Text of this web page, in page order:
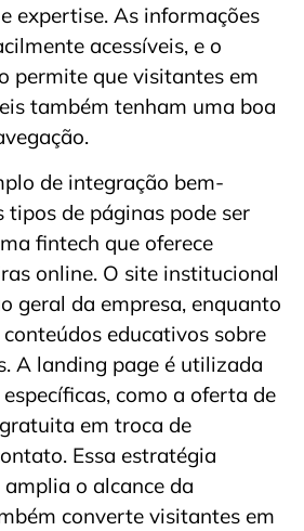
expertise. As informações
acessíveis, e o
permite que visitantes em
também tenham uma boa
de integração bem-
tipos de páginas pode ser
fintech que oferece
online. O site institucional
geral da empresa, enquanto
educativos sobre
A landing page é utilizada
como a oferta de
em troca de
Essa estratégia
o alcance da
converte visitantes em